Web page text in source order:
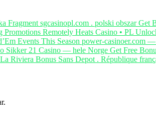
Fragment sgcasinopl.com . polski obszar Get
Remotely Heats Casino • PL
Events This Season power-casinoer.com
Sikker 21 Casino — hele Norge Get Free
Riviera Bonus Sans Depot . République